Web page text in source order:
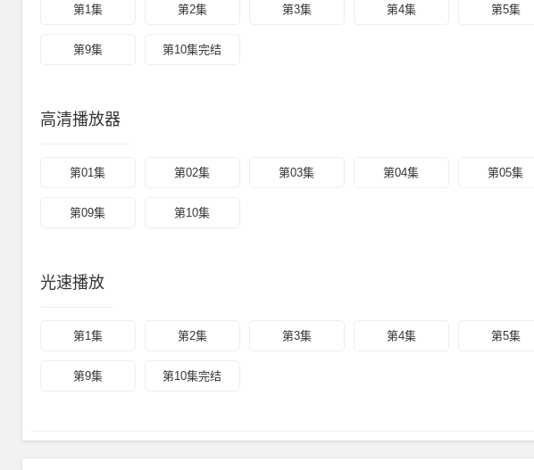
第1集 第2集 第3集 第4集 第5集
第9集 第10集完结
高清播放器
第01集 第02集 第03集 第04集 第05集
第09集 第10集
光速播放
第1集 第2集 第3集 第4集 第5集
第9集 第10集完结